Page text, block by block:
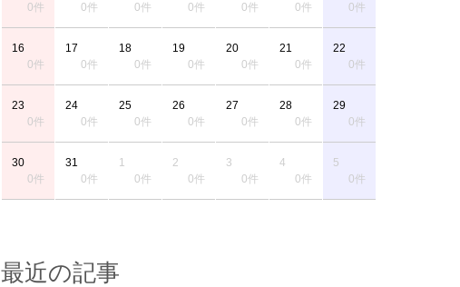
0件
0件
0件
0件
0件
0件
0件
16
0件
17
0件
18
0件
19
0件
20
0件
21
0件
22
0件
23
0件
24
0件
25
0件
26
0件
27
0件
28
0件
29
0件
30
0件
31
0件
1
0件
2
0件
3
0件
4
0件
5
0件
最近の記事